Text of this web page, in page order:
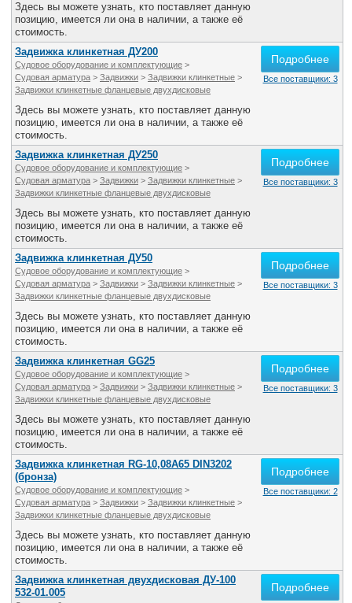
Здесь вы можете узнать, кто поставляет данную
позицию, имеется ли она в наличии, а также её
стоимость.
Задвижка клинкетная ДУ200
Судовое оборудование и комплектующие >
Судовая арматура > Задвижки > Задвижки клинкетные >
Задвижки клинкетные фланцевые двухдисковые
Здесь вы можете узнать, кто поставляет данную
позицию, имеется ли она в наличии, а также её
стоимость.
Подробнее
Все поставщики: 3
Задвижка клинкетная ДУ250
Судовое оборудование и комплектующие >
Судовая арматура > Задвижки > Задвижки клинкетные >
Задвижки клинкетные фланцевые двухдисковые
Здесь вы можете узнать, кто поставляет данную
позицию, имеется ли она в наличии, а также её
стоимость.
Подробнее
Все поставщики: 3
Задвижка клинкетная ДУ50
Судовое оборудование и комплектующие >
Судовая арматура > Задвижки > Задвижки клинкетные >
Задвижки клинкетные фланцевые двухдисковые
Здесь вы можете узнать, кто поставляет данную
позицию, имеется ли она в наличии, а также её
стоимость.
Подробнее
Все поставщики: 3
Задвижка клинкетная GG25
Судовое оборудование и комплектующие >
Судовая арматура > Задвижки > Задвижки клинкетные >
Задвижки клинкетные фланцевые двухдисковые
Здесь вы можете узнать, кто поставляет данную
позицию, имеется ли она в наличии, а также её
стоимость.
Подробнее
Все поставщики: 3
Задвижка клинкетная RG-10,08A65 DIN3202
(бронза)
Судовое оборудование и комплектующие >
Судовая арматура > Задвижки > Задвижки клинкетные >
Задвижки клинкетные фланцевые двухдисковые
Здесь вы можете узнать, кто поставляет данную
позицию, имеется ли она в наличии, а также её
стоимость.
Подробнее
Все поставщики: 2
Задвижка клинкетная двухдисковая ДУ-100
532-01.005
Подробнее